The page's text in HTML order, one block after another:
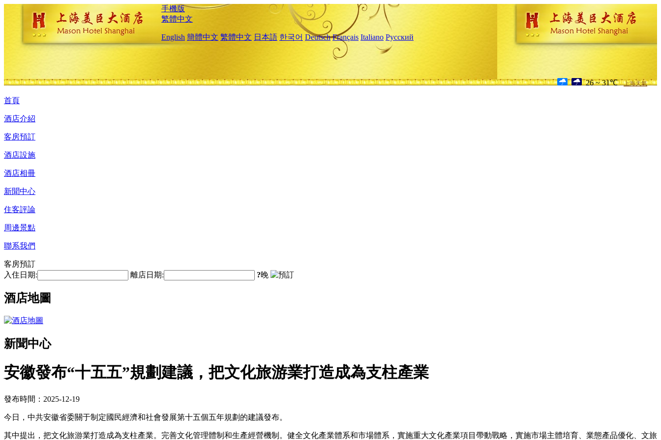
手機版
繁體中文
English 簡體中文 繁體中文 日本語 한국어 Deutsch Français Italiano Русский
26 ~ 31℃ 上海天氣
首頁
酒店介紹
客房預訂
酒店設施
酒店相冊
新聞中心
住客評論
周邊景點
聯系我們
客房預訂
入住日期:
離店日期: ?晚
酒店地圖
新聞中心
安徽發布“十五五”規劃建議，把文化旅游業打造成為支柱產業
發布時間：2025-12-19
今日，中共安徽省委關于制定國民經濟和社會發展第十五個五年規劃的建議發布。
其中提出，把文化旅游業打造成為支柱產業。完善文化管理體制和生產經營機制。健全文化產業體系和市場體系，實施重大文化產業項目帶動戰略，實施市場主體培育、業態產品優化、文旅